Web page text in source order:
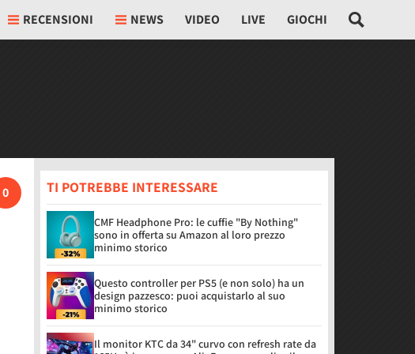
RECENSIONI NEWS VIDEO LIVE GIOCHI
0 TI POTREBBE INTERESSARE
CMF Headphone Pro: le cuffie "By Nothing"
sono in offerta su Amazon al loro prezzo
minimo storico
Questo controller per PS5 (e non solo) ha un
design pazzesco: puoi acquistarlo al suo
minimo storico
Il monitor KTC da 34" curvo con refresh rate da